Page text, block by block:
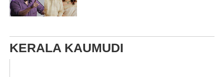
KERALA KAUMUDI